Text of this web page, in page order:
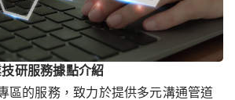
研服務據點介紹
區的服務，致力於提供多元溝通管道